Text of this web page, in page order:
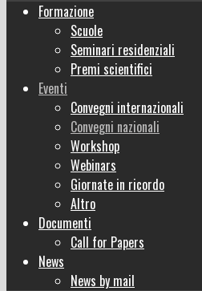
Formazione
Scuole
Seminari residenziali
Premi scientifici
Eventi
Convegni internazionali
Convegni nazionali
Workshop
Webinars
Giornate in ricordo
Altro
Documenti
Call for Papers
News
News by mail